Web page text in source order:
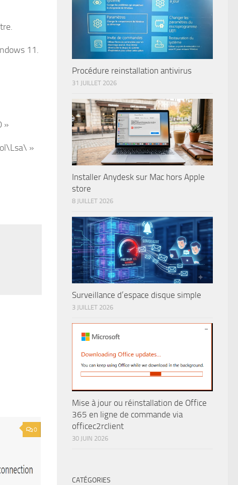
11.
»
»
0
Procédure reinstallation antivirus
31 JUILLET 2026
Installer Anydesk sur Mac hors Apple
store
8 JUILLET 2026
Surveillance d’espace disque simple
3 JUILLET 2026
Mise à jour ou réinstallation de Office
365 en ligne de commande via
officec2rclient
30 JUIN 2026
CATÉGORIES